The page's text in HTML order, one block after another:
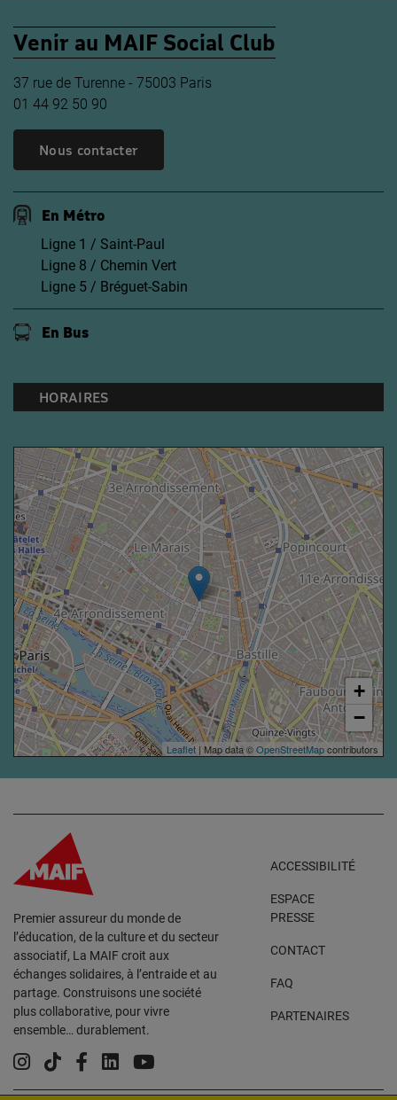
Venir au MAIF Social Club
37 rue de Turenne - 75003 Paris
01 44 92 50 90
Nous contacter
En Métro
Ligne 1 / Saint-Paul
Ligne 8 / Chemin Vert
Ligne 5 / Bréguet-Sabin
En Bus
HORAIRES
+
−
Leaflet| Map data ©OpenStreetMapcontributors
Premier assureur du monde de
l’éducation, de la culture et du secteur
associatif, La MAIF croit aux
échanges solidaires, à l’entraide et au
partage. Construisons une société
plus collaborative, pour vivre
ensemble… durablement.
ACCESSIBILITÉ
ESPACE
PRESSE
CONTACT
FAQ
PARTENAIRES
Instagram
TiktokFacebook
LinkedinYouTube